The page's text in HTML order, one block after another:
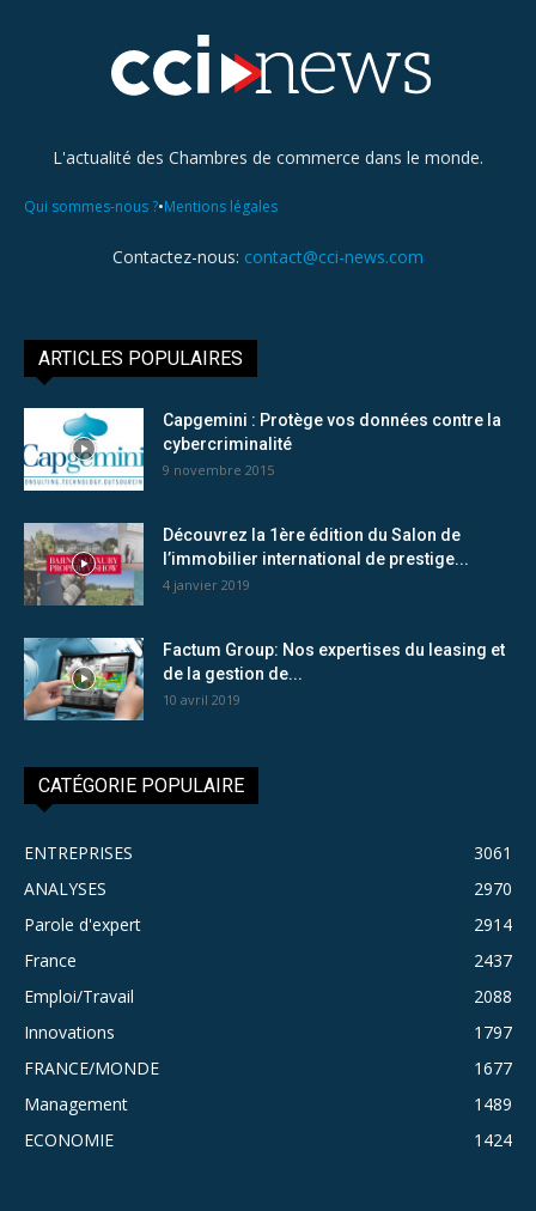
L'actualité des Chambres de commerce dans le monde.
Qui sommes-nous ?•Mentions légales
Contactez-nous: contact@cci-news.com
ARTICLES POPULAIRES
Capgemini : Protège vos données contre la
cybercriminalité
9 novembre 2015
Découvrez la 1ère édition du Salon de
l’immobilier international de prestige...
4 janvier 2019
Factum Group: Nos expertises du leasing et
de la gestion de...
10 avril 2019
CATÉGORIE POPULAIRE
ENTREPRISES
3061
ANALYSES
2970
Parole d'expert
2914
France
2437
Emploi/Travail
2088
Innovations
1797
FRANCE/MONDE
1677
Management
1489
ECONOMIE
1424